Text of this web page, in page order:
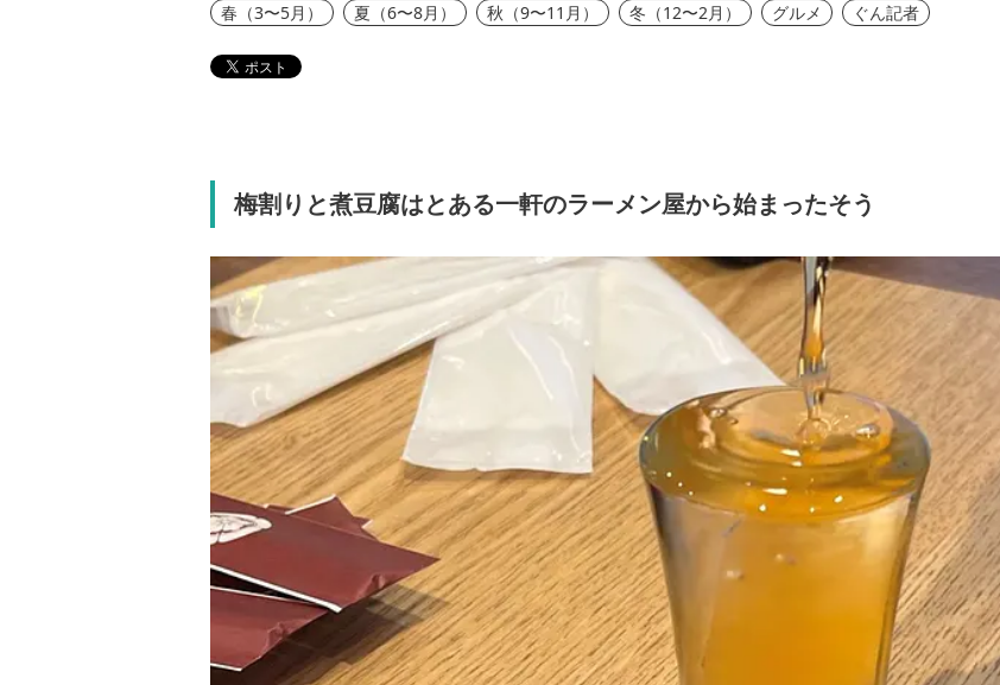
春（3〜5月） 夏（6〜8月） 秋（9〜11月） 冬（12〜2月） グルメ ぐん記者
梅割りと煮豆腐はとある一軒のラーメン屋から始まったそう